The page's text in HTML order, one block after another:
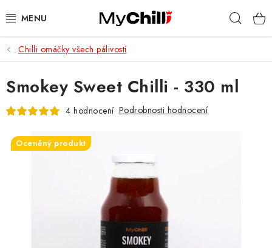
na
KOMPLETNÍ NABÍDKA
DÁRKOVÉ SADY
OCENĚNÉ PRODUKTY
LIMITOVANÉ EDICE
Chilli omáčky všech pálivostí
Smokey Sweet Chilli - 330 ml
4 hodnocení Podrobnosti hodnocení
Oceněný produkt